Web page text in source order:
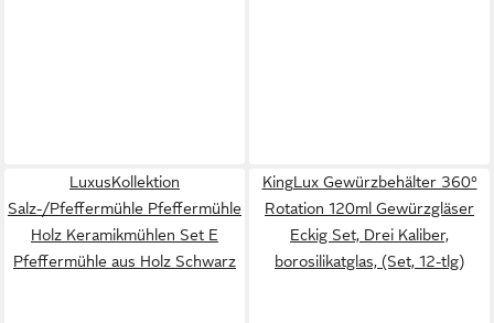
LuxusKollektion
Salz-/Pfeffermühle Pfeffermühle
Holz Keramikmühlen Set E
Pfeffermühle aus Holz Schwarz
KingLux Gewürzbehälter 360°
Rotation 120ml Gewürzgläser
Eckig Set, Drei Kaliber,
borosilikatglas, (Set, 12-tlg)